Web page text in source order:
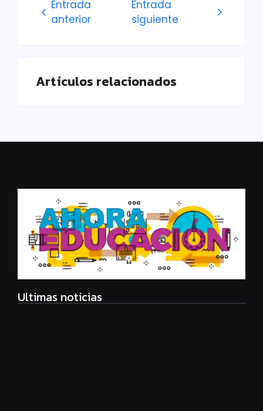
Entrada
anterior
Entrada
siguiente
Artículos relacionados
Ultimas noticias